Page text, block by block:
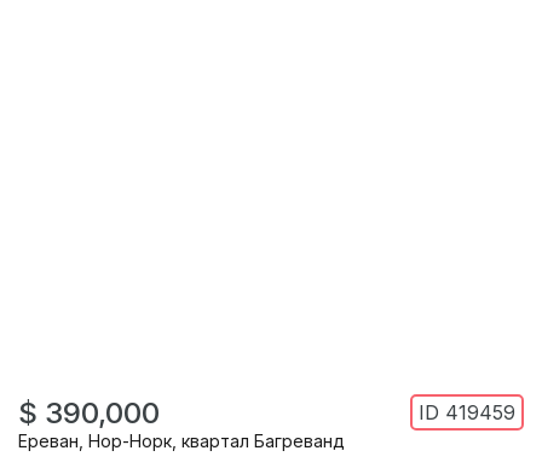
$ 390,000 ID 419459
Ереван Нор-Норк квартал Багреванд